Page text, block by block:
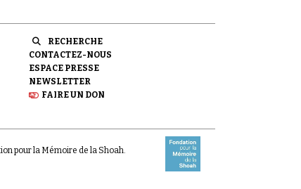
RECHERCHE
CONTACTEZ-NOUS
ESPACE PRESSE
NEWSLETTER
FAIRE UN DON
pour la Mémoire de la Shoah.